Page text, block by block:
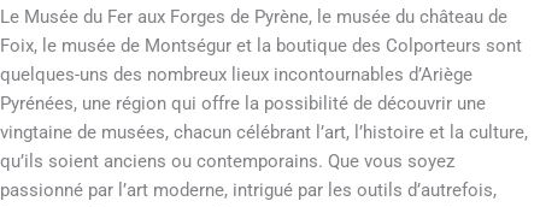
Le Musée du Fer aux Forges de Pyrène, le musée du château de
Foix, le musée de Montségur et la boutique des Colporteurs sont
quelques-uns des nombreux lieux incontournables d’Ariège
Pyrénées, une région qui offre la possibilité de découvrir une
vingtaine de musées, chacun célébrant l’art, l’histoire et la culture,
qu’ils soient anciens ou contemporains. Que vous soyez
passionné par l’art moderne, intrigué par les outils d’autrefois,